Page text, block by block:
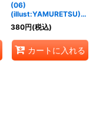
(06)
(illust:YAMURETSU)グ
レープ・メモリーブース
ト！！【P】{LM-038}
《紫》
380円(税込)
カートに入れる